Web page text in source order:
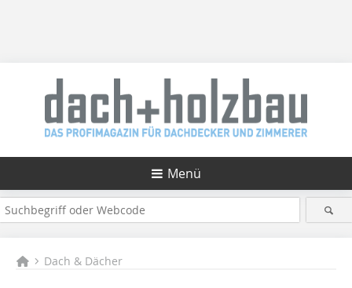
Menü
Dach & Dächer